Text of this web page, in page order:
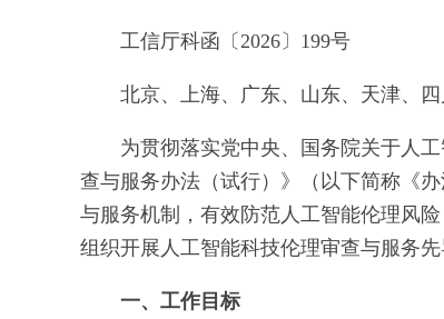
工信厅科函〔2026〕199号
北京、上海、广东、山东、天津、
为贯彻落实党中央、国务院关于人
查与服务办法（试行）》（以下简称《
与服务机制，有效防范人工智能伦理风
组织开展人工智能科技伦理审查与服务
一、工作目标